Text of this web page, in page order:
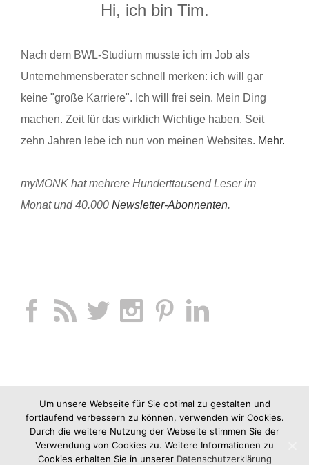
Hi, ich bin Tim.
Nach dem BWL-Studium musste ich im Job als
Unternehmensberater schnell merken: ich will gar
keine "große Karriere". Ich will frei sein. Mein Ding
machen. Zeit für das wirklich Wichtige haben. Seit
zehn Jahren lebe ich nun von meinen Websites. Mehr.
myMONK hat mehrere Hunderttausend Leser im
Monat und 40.000 Newsletter-Abonnenten.
Um unsere Webseite für Sie optimal zu gestalten und
fortlaufend verbessern zu können, verwenden wir Cookies.
Durch die weitere Nutzung der Webseite stimmen Sie der
Verwendung von Cookies zu. Weitere Informationen zu
Cookies erhalten Sie in unserer Datenschutzerklärung